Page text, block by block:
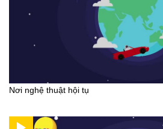
Nơi nghệ thuật hội tụ